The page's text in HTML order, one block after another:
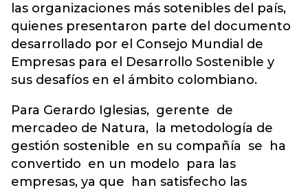
las organizaciones más sotenibles del país,
quienes presentaron parte del documento
desarrollado por el Consejo Mundial de
Empresas para el Desarrollo Sostenible y
sus desafíos en el ámbito colombiano.
Para Gerardo Iglesias, gerente de
mercadeo de Natura, la metodología de
gestión sostenible en su compañía se ha
convertido en un modelo para las
empresas, ya que han satisfecho las